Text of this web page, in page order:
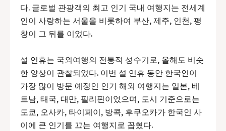
다. 글로벌 관광객의 최고 인기 국내 여행지는 전세계
인이 사랑하는 서울을 비롯하여 부산, 제주, 인천, 평
창이 그 뒤를 이었다.
설 연휴는 국외여행의 전통적 성수기로, 올해도 비슷
한 양상이 관찰되었다. 이번 설 연휴 동안 한국인이
가장 많이 방문 예정인 인기 해외 여행지는 일본, 베
트남, 태국, 대만, 필리핀이었으며, 도시 기준으로는
도쿄, 오사카, 타이페이, 방콕, 후쿠오카가 한국인 사
이에 큰 인기를 끄는 여행지로 꼽혔다.